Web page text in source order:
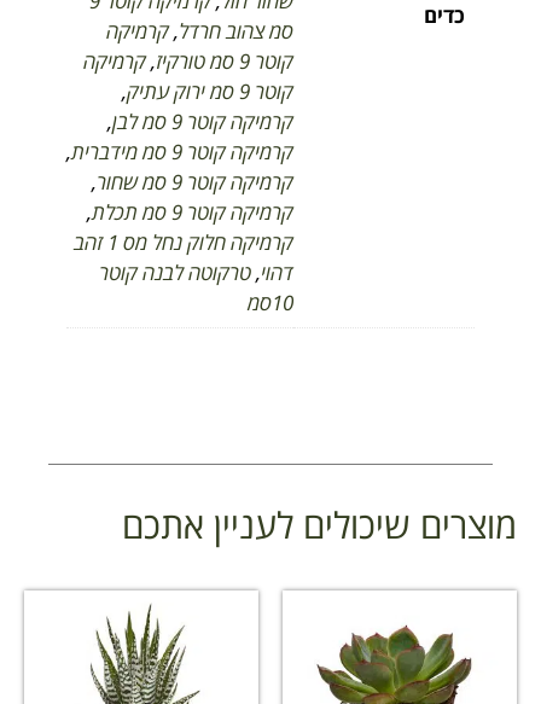
כדים
סמ צהוב חרדל,קרמיקה
קוטר 9 סמ טורקיז
,קרמיקה
קוטר 9 סמ ירוק עתיק
,
קרמיקה קוטר 9 סמ לבן
,
קרמיקה קוטר 9 סמ מידברית
,
קרמיקה קוטר 9 סמ שחור
,
קרמיקה קוטר 9 סמ תכלת
,
קרמיקה חלוק נחל מס 1 זהב
דהוי,טרקוטה לבנה קוטר
10סמ
מוצרים שיכולים לעניין אתכם